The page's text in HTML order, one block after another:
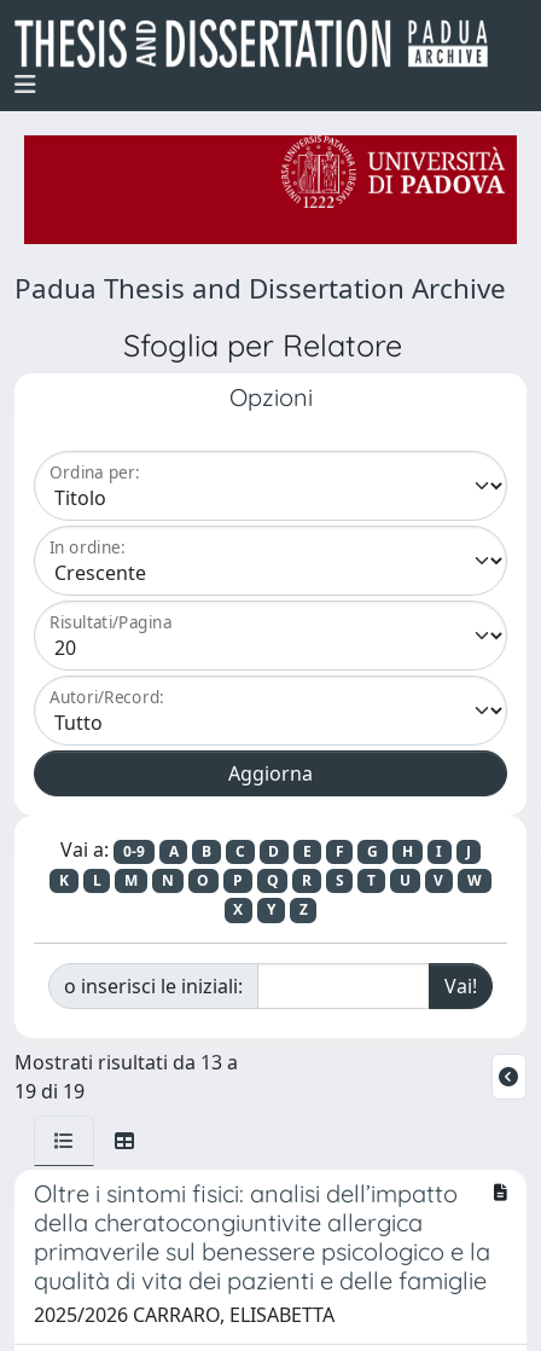
Padua Thesis and Dissertation Archive
Sfoglia per Relatore
Opzioni
Ordina per:
In ordine:
Risultati/Pagina
Autori/Record:
Vai a: 0-9 A B C D E F G H I
J
K
L M N O P Q R S T U V
W
X
Y Z
o inserisci le iniziali:
Mostrati risultati da 13 a
19 di 19
Oltre i sintomi fisici: analisi dell’impatto
della cheratocongiuntivite allergica
primaverile sul benessere psicologico e la
qualità di vita dei pazienti e delle famiglie
2025/2026 CARRARO, ELISABETTA